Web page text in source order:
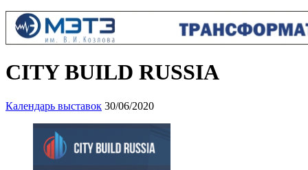
CITY BUILD RUSSIA
Календарь выставок 30/06/2020